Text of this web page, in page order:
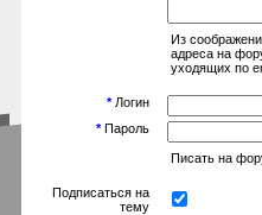
Из
адреса на
уходящих по
*Логин
*Пароль
Писать на
Подписаться на
тему